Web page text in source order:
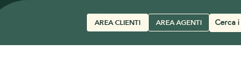
AREA CLIENTI AREA AGENTI
Cerca
prodotti